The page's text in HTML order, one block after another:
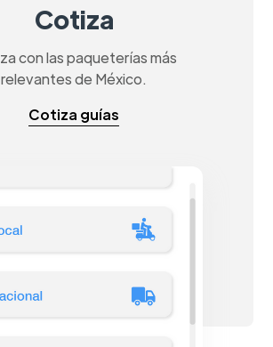
Cotiza
con las paqueterías más
relevantes de México.
Cotiza guías